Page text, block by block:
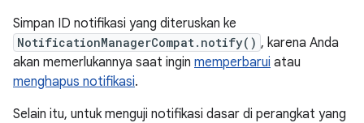
Simpan ID notifikasi yang diteruskan ke
NotificationManagerCompat.notify() , karena Anda
akan memerlukannya saat ingin memperbarui atau
menghapus notifikasi.
Selain itu, untuk menguji notifikasi dasar di perangkat yang